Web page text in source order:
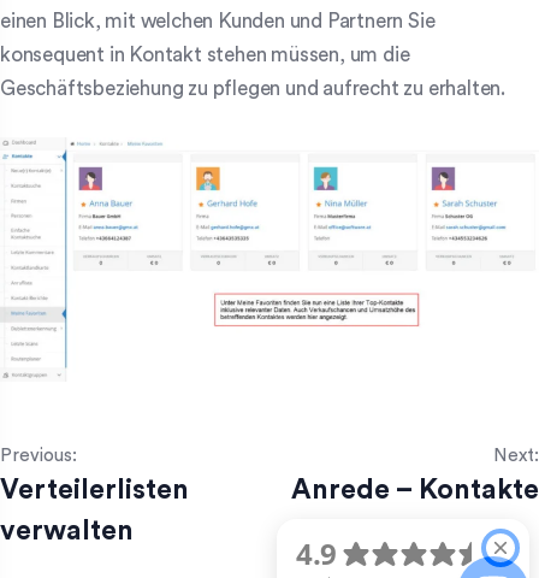
einen Blick, mit welchen Kunden und Partnern Sie
konsequent in Kontakt stehen müssen, um die
Geschäftsbeziehung zu pflegen und aufrecht zu erhalten.
Previous:
Verteilerlisten
verwalten
Next:
Anrede – Kontakte